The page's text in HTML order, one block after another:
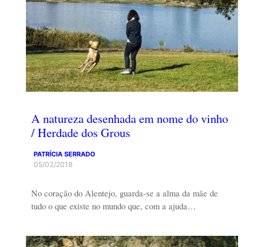
A natureza desenhada em nome do vinho
/ Herdade dos Grous
PATRÍCIA SERRADO
05/02/2018
No coração do Alentejo, guarda-se a alma da mãe de
tudo o que existe no mundo que, com a ajuda…